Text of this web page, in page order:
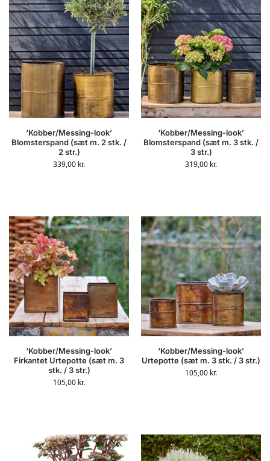
‘Kobber/Messing-look’
Blomsterspand (sæt m. 2 stk. /
2 str.)
339,00 kr.
‘Kobber/Messing-look’
Blomsterspand (sæt m. 3 stk. /
3 str.)
319,00 kr.
‘Kobber/Messing-look’
Firkantet Urtepotte (sæt m. 3
stk. / 3 str.)
105,00 kr.
‘Kobber/Messing-look’
Urtepotte (sæt m. 3 stk. / 3 str.)
105,00 kr.